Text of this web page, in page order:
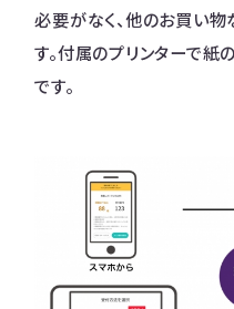
必要がなく、他のお買い
す。付属のプリンターで
です。